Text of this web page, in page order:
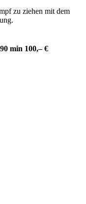
zu ziehen mit dem
min 100,– €